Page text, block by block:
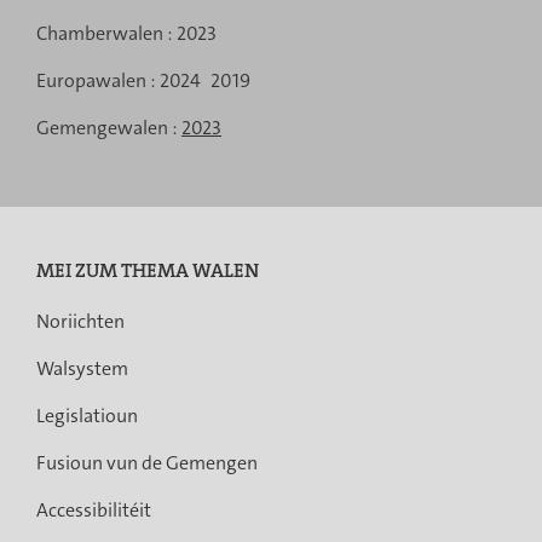
Menu
de
navigation
Chamberwalen : 2023
Europawalen : 2024 2019
Gemengewalen : 2023
MEI ZUM THEMA WALEN
Noriichten
Walsystem
Legislatioun
Fusioun vun de Gemengen
Accessibilitéit